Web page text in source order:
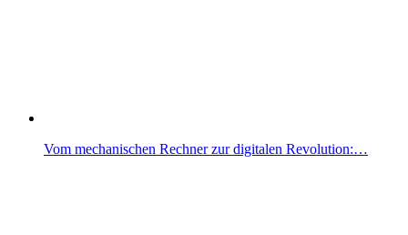
Vom mechanischen Rechner zur digitalen Revolution:…